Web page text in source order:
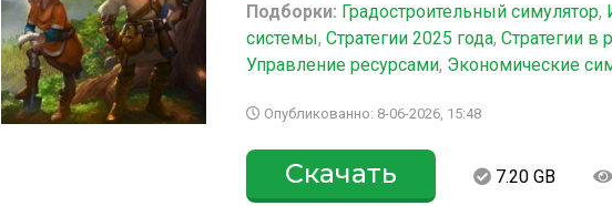
Подборки: Градостроительный симулятор,
системы,Стратегии 2025 года,Стратегии в
Управление ресурсами, Экономические
Опубликованно: 8-06-2026, 15:48
Скачать 7.20 GB